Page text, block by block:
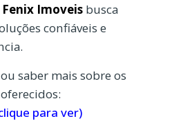
Imoveis busca
confiáveis e
saber mais sobre os
para ver)